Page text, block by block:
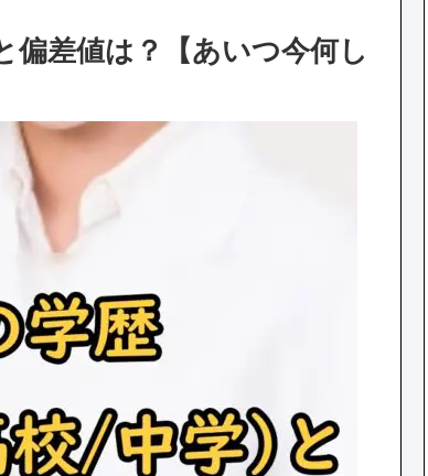
偏差値は？【あいつ今何し